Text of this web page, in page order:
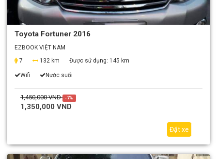
Toyota Fortuner 2016
EZBOOK VIỆT NAM
7
132 km Được sử dụng: 145 km
Wifi Nước suối
1,450,000 VND -7%
1,350,000 VND
Đặt xe